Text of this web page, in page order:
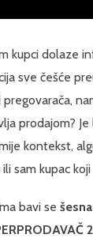
kupci dolaze
sve češće
pregovarača,
prodajom?
kontekst,
sam kupac
bavi se